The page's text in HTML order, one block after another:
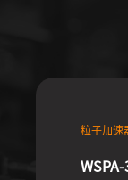
粒子加速